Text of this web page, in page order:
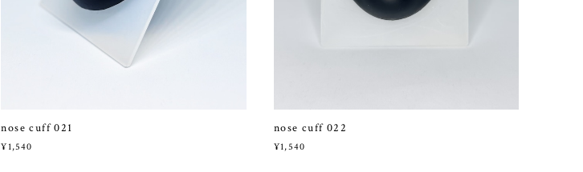
nose cuff 021
¥1,540
nose cuff 022
¥1,540